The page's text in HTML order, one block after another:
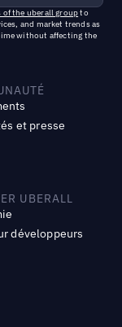
of the uberall groupto
and market trends as
without affecting the
et presse
UBERALL
développeurs